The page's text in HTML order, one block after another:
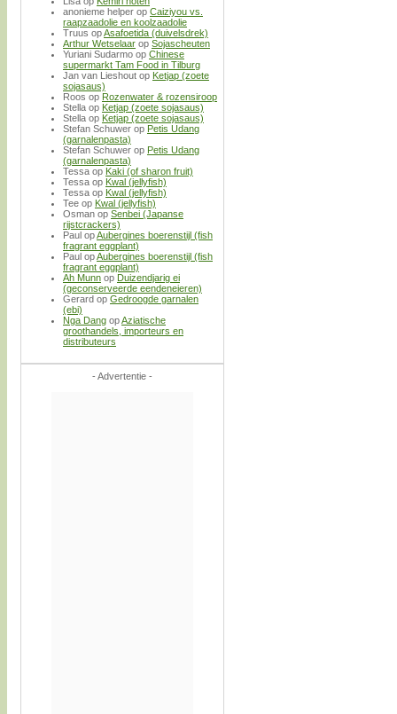
anonieme helper op Caiziyou vs.
raapzaadolie en koolzaadolie
Truus opAsafoetida (duivelsdrek)
Arthur Wetselaar op Sojascheuten
Yuriani Sudarmo op Chinese
supermarkt Tam Food in Tilburg
Jan van Lieshout op Ketjap (zoete
sojasaus)
Roos op Rozenwater & rozensiroop
Stella op Ketjap (zoete sojasaus)
Stella op Ketjap (zoete sojasaus)
Stefan Schuwer op Petis Udang
(garnalenpasta)
Stefan Schuwer op Petis Udang
(garnalenpasta)
Tessa op Kaki (of sharon fruit)
Tessa op Kwal (jellyfish)
Tessa op Kwal (jellyfish)
Tee op Kwal (jellyfish)
Osman op Senbei (Japanse
rijstcrackers)
Paul opAubergines boerenstijl (fish
fragrant eggplant)
Paul opAubergines boerenstijl (fish
fragrant eggplant)
Ah Munn op Duizendjarig ei
(geconserveerde eendeneieren)
Gerard op Gedroogde garnalen
(ebi)
Nga Dang opAziatische
groothandels, importeurs en
distributeurs
- Advertentie -